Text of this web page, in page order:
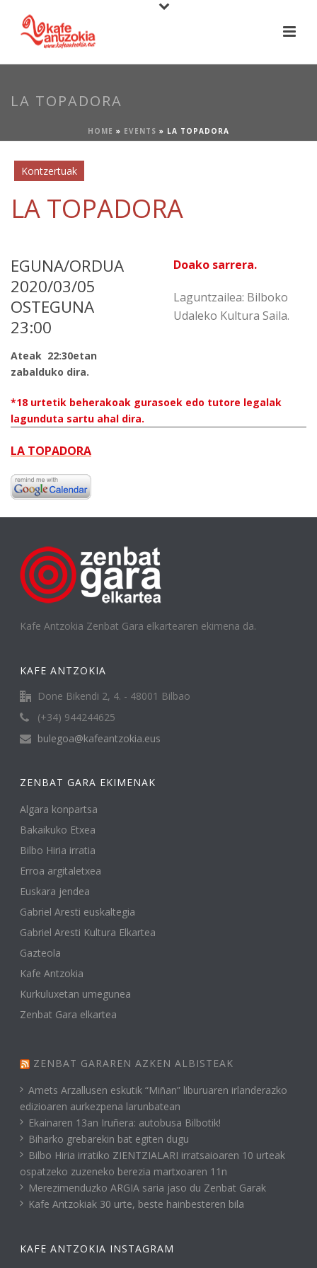
LA TOPADORA
HOME » EVENTS » LA TOPADORA
Kontzertuak
LA TOPADORA
EGUNA/ORDUA
2020/03/05
OSTEGUNA
23:00
Ateak 22:30etan
zabalduko dira.
Doako sarrera.
Laguntzailea: Bilboko
Udaleko Kultura Saila.
*18 urtetik beherakoak gurasoek edo tutore legalak
lagunduta sartu ahal dira.
LA TOPADORA
Kafe Antzokia Zenbat Gara elkartearen ekimena da.
KAFE ANTZOKIA
Done Bikendi 2, 4. - 48001 Bilbao
(+34) 944244625
bulegoa@kafeantzokia.eus
ZENBAT GARA EKIMENAK
Algara konpartsa
Bakaikuko Etxea
Bilbo Hiria irratia
Erroa argitaletxea
Euskara jendea
Gabriel Aresti euskaltegia
Gabriel Aresti Kultura Elkartea
Gazteola
Kafe Antzokia
Kurkuluxetan umegunea
Zenbat Gara elkartea
ZENBAT GARAREN AZKEN ALBISTEAK
Amets Arzallusen eskutik “Miñan” liburuaren irlanderazko
edizioaren aurkezpena larunbatean
Ekainaren 13an Iruñera: autobusa Bilbotik!
Biharko grebarekin bat egiten dugu
Bilbo Hiria irratiko ZIENTZIALARI irratsaioaren 10 urteak
ospatzeko zuzeneko berezia martxoaren 11n
Merezimenduzko ARGIA saria jaso du Zenbat Garak
Kafe Antzokiak 30 urte, beste hainbesteren bila
KAFE ANTZOKIA INSTAGRAM